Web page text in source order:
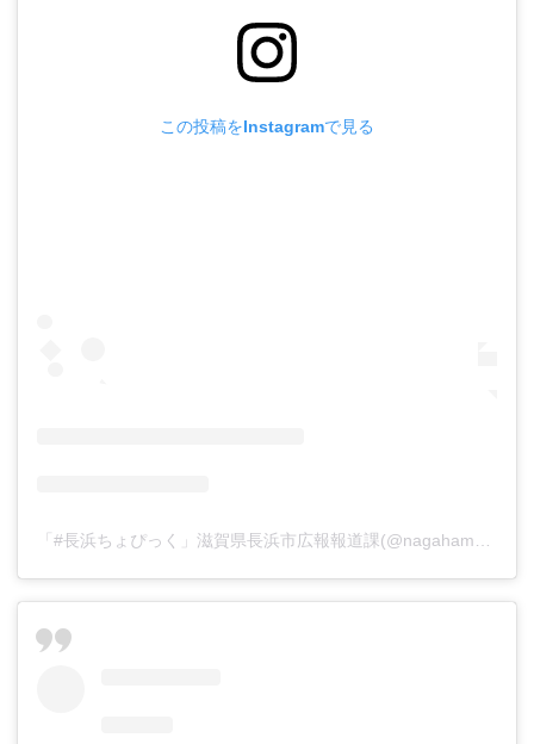
この投稿をInstagramで見る
「#長浜ちょぴっく」滋賀県長浜市広報報道課(@nagahama_city)がシェアした投稿